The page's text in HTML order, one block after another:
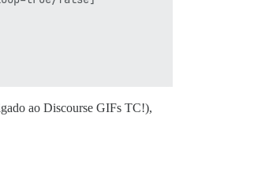
ao Discourse GIFs TC!),